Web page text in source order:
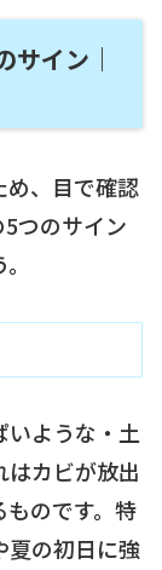
サイン｜
め、目で確認
つのサイン
ような・土
カビが放出
のです。特
夏の初日に強